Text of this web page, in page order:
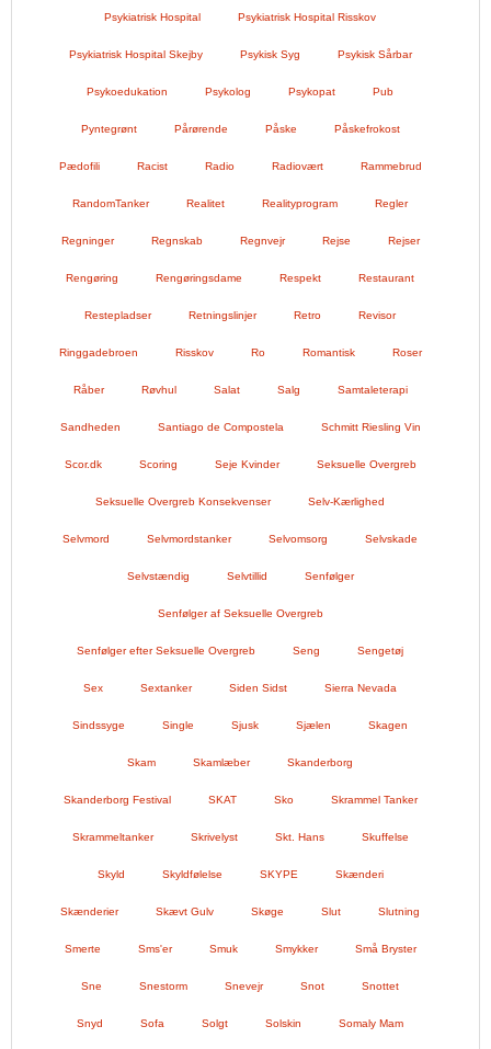
Psykiatrisk Hospital Psykiatrisk Hospital Risskov
Psykiatrisk Hospital Skejby Psykisk Syg Psykisk Sårbar
Psykoedukation Psykolog Psykopat Pub
Pyntegrønt Pårørende Påske Påskefrokost
Pædofili Racist Radio Radiovært Rammebrud
RandomTanker Realitet Realityprogram Regler
Regninger Regnskab Regnvejr Rejse Rejser
Rengøring Rengøringsdame Respekt Restaurant
Restepladser Retningslinjer Retro Revisor
Ringgadebroen Risskov Ro Romantisk Roser
Råber Røvhul Salat Salg Samtaleterapi
Sandheden Santiago de Compostela Schmitt Riesling Vin
Scor.dk Scoring Seje Kvinder Seksuelle Overgreb
Seksuelle Overgreb Konsekvenser Selv-Kærlighed
Selvmord Selvmordstanker Selvomsorg Selvskade
Selvstændig Selvtillid Senfølger
Senfølger af Seksuelle Overgreb
Senfølger efter Seksuelle Overgreb Seng Sengetøj
Sex Sextanker Siden Sidst Sierra Nevada
Sindssyge Single Sjusk Sjælen Skagen
Skam Skamlæber Skanderborg
Skanderborg Festival SKAT Sko Skrammel Tanker
Skrammeltanker Skrivelyst Skt. Hans Skuffelse
Skyld Skyldfølelse SKYPE Skænderi
Skænderier Skævt Gulv Skøge Slut Slutning
Smerte Sms'er Smuk Smykker Små Bryster
Sne Snestorm Snevejr Snot Snottet
Snyd Sofa Solgt Solskin Somaly Mam